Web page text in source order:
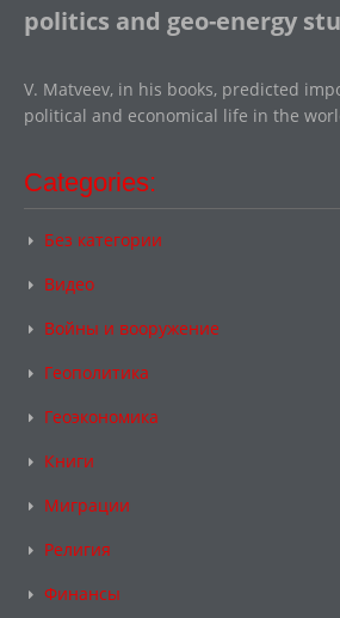
politics and geo-energy
V. Matveev, in his books, predicted
political and economical life in the
Categories:
Без категории
Видео
Войны и вооружение
Геополитика
Геоэкономика
Книги
Миграции
Религия
Финансы